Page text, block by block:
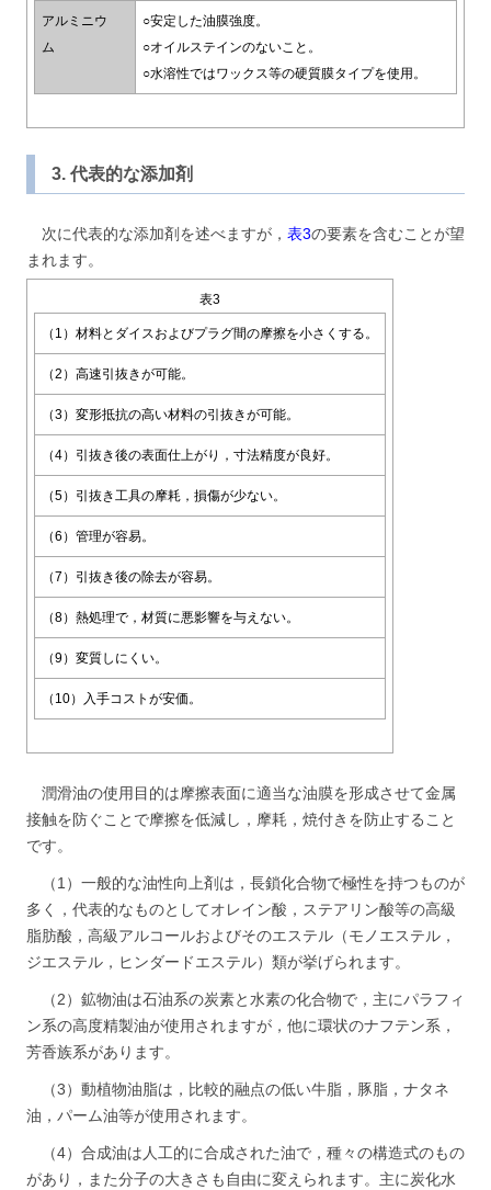
アルミニウ
ム
○安定した油膜強度。
○オイルステインのないこと。
○水溶性ではワックス等の硬質膜タイプを使用。
3. 代表的な添加剤
次に代表的な添加剤を述べますが， 表3の要素を含むことが望
まれます。
表3
（1）材料とダイスおよびプラグ間の摩擦を小さくする。
（2）高速引抜きが可能。
（3）変形抵抗の高い材料の引抜きが可能。
（4）引抜き後の表面仕上がり，寸法精度が良好。
（5）引抜き工具の摩耗，損傷が少ない。
（6）管理が容易。
（7）引抜き後の除去が容易。
（8）熱処理で，材質に悪影響を与えない。
（9）変質しにくい。
（10）入手コストが安価。
潤滑油の使用目的は摩擦表面に適当な油膜を形成させて金属
接触を防ぐことで摩擦を低減し，摩耗，焼付きを防止すること
です。
（1）一般的な油性向上剤は，長鎖化合物で極性を持つものが
多く，代表的なものとしてオレイン酸，ステアリン酸等の高級
脂肪酸，高級アルコールおよびそのエステル（モノエステル，
ジエステル，ヒンダードエステル）類が挙げられます。
（2）鉱物油は石油系の炭素と水素の化合物で，主にパラフィ
ン系の高度精製油が使用されますが，他に環状のナフテン系，
芳香族系があります。
（3）動植物油脂は，比較的融点の低い牛脂，豚脂，ナタネ
油，パーム油等が使用されます。
（4）合成油は人工的に合成された油で，種々の構造式のもの
があり，また分子の大きさも自由に変えられます。主に炭化水